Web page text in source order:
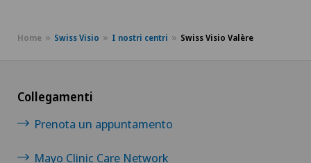
Home Swiss Visio I nostri centri Swiss Visio Valère
Collegamenti
Prenota un appuntamento
Mayo Clinic Care Network